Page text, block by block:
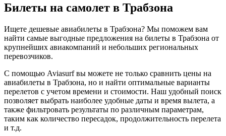
Билеты на самолет в Трабзона
Ищете дешевые авиабилеты в Трабзона? Мы поможем вам
найти самые выгодные предложения на билеты в Трабзона от
крупнейших авиакомпаний и небольших региональных
перевозчиков.
С помощью Aviasurf вы можете не только сравнить цены на
авиабилеты в Трабзона, но и найти оптимальные варианты
перелетов с учетом времени и стоимости. Наш удобный поиск
позволяет выбрать наиболее удобные даты и время вылета, а
также фильтровать результаты по различным параметрам,
таким как количество пересадок, продолжительность перелета
и т.д.